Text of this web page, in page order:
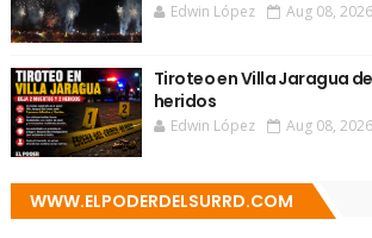
Edwin López Aug 08, 2026
Tiroteo en Villa Jaragua
heridos
Edwin López Aug 08, 2026
WWW.ELPODERDELSURRD.COM